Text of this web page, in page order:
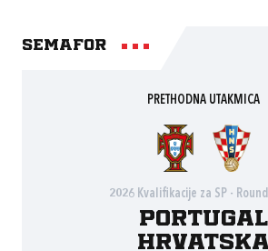
Semafor
PRETHODNA UTAKMICA
2026 Kvalifikacije za SP -
Portugal
Hrvatska